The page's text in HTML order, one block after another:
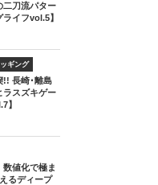
二刀流パター
イフvol.5】
ギング
!! 長崎･離島
ラスズキゲー
】
数値化で極ま
るディープ